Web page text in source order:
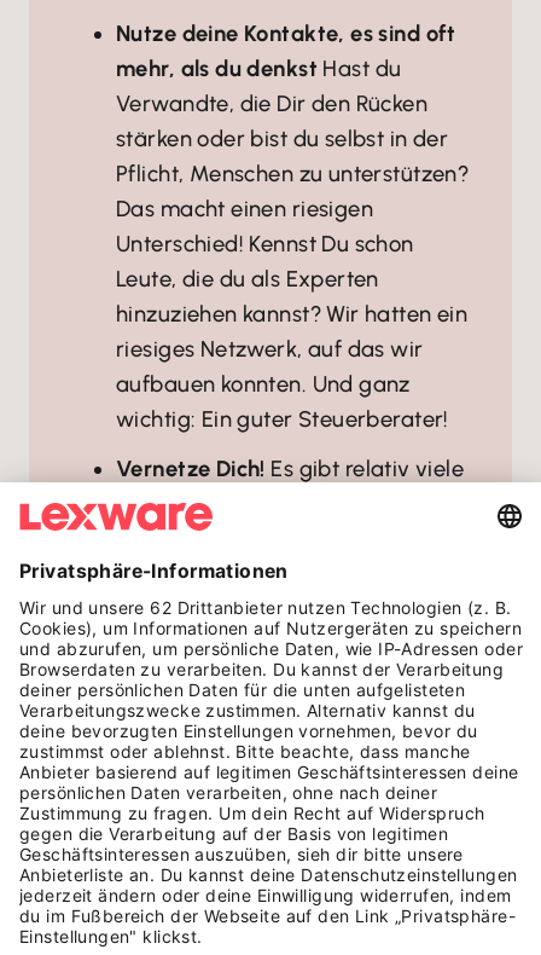
Nutze deine Kontakte, es sind oft
mehr, als du denkst Hast du
Verwandte, die Dir den Rücken
stärken oder bist du selbst in der
Pflicht, Menschen zu unterstützen?
Das macht einen riesigen
Unterschied! Kennst Du schon
Leute, die du als Experten
hinzuziehen kannst? Wir hatten ein
riesiges Netzwerk, auf das wir
aufbauen konnten. Und ganz
wichtig: Ein guter Steuerberater!
Vernetze Dich! Es gibt relativ viele
Frauennetzwerke, die ganz
vielfältige Schwerpunkte haben.
Ich war und bin Mitglied in
verschiedenen Frauennetzwerken.
Der Austausch ist sehr
befruchtend und du bekommst
neue, wichtige Impulse. Auch
Mentoring-Programme geben
Unterstützung und Inspiration bei
der Gründung deines eigenen
Unternehmens.
Die richtigen Partner habenMein
Glück ist, zwei Mitgründerinnen zu